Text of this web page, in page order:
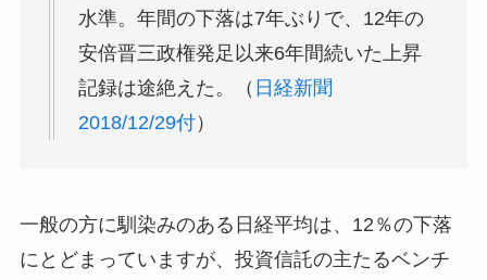
水準。年間の下落は7年ぶりで、12年の
安倍晋三政権発足以来6年間続いた上昇
記録は途絶えた。（ 日経新聞
2018/12/29付）
一般の方に馴染みのある日経平均は、12％の下落
にとどまっていますが、投資信託の主たるベンチ